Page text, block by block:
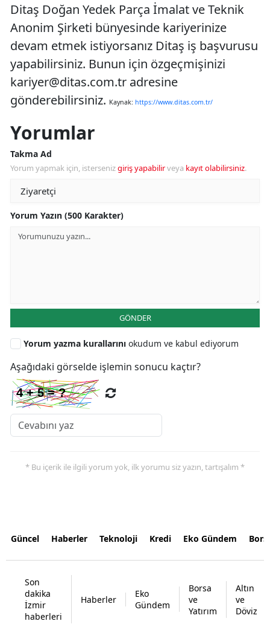
Ditaş Doğan Yedek Parça İmalat ve Teknik
Anonim Şirketi bünyesinde kariyerinize
devam etmek istiyorsanız Ditaş iş başvurusu
yapabilirsiniz. Bunun için özgeçmişinizi
kariyer@ditas.com.tr adresine
gönderebilirsiniz. Kaynak: https://www.ditas.com.tr/
Yorumlar
Takma Ad
Yorum yapmak için, istersenizgiriş yapabilirveya kayıt olabilirsiniz.
Yorum Yazın (500 Karakter)
GÖNDER
Yorum yazma kurallarını okudum ve kabul ediyorum
Aşağıdaki görselde işlemin sonucu kaçtır?
* Bu içerik ile ilgili yorum yok, ilk yorumu siz yazın, tartışalım *
Güncel Haberler Teknoloji Kredi Eko Gündem
Son
dakika
İzmir
haberleri
Haberler
Eko
Gündem
Borsa
ve
Yatırım
Altın
ve
Döviz